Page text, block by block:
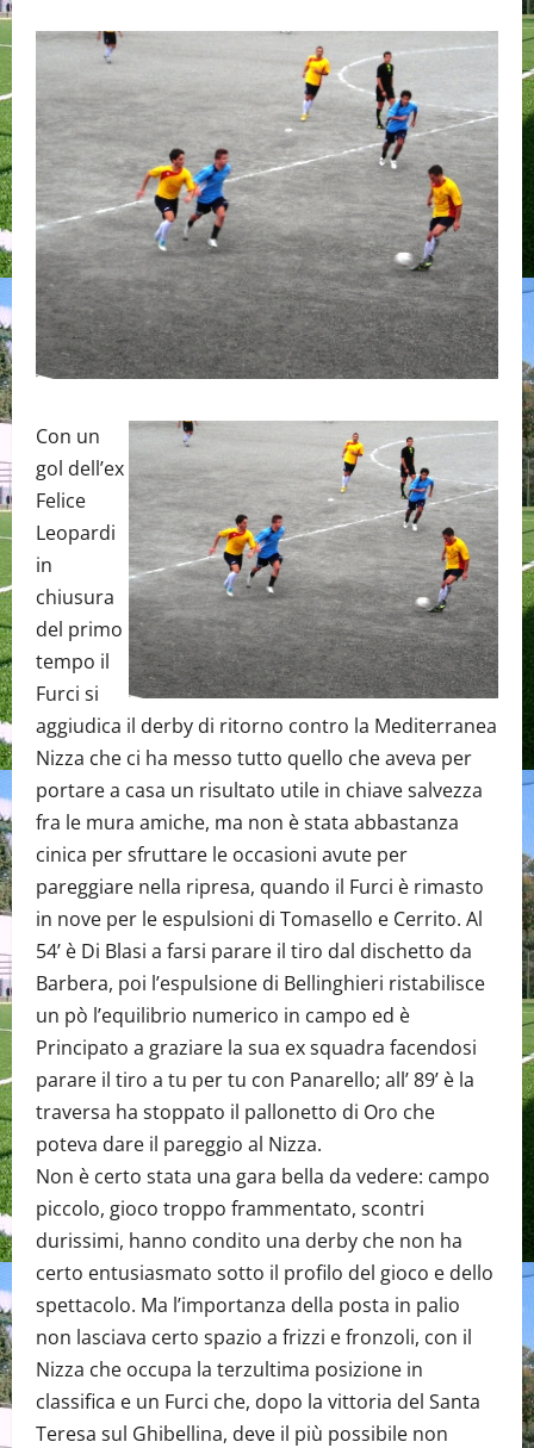
Con un
gol dell’ex
Felice
Leopardi
in
chiusura
del primo
tempo il
Furci si
aggiudica il derby di ritorno contro la Mediterranea
Nizza che ci ha messo tutto quello che aveva per
portare a casa un risultato utile in chiave salvezza
fra le mura amiche, ma non è stata abbastanza
cinica per sfruttare le occasioni avute per
pareggiare nella ripresa, quando il Furci è rimasto
in nove per le espulsioni di Tomasello e Cerrito. Al
54’ è Di Blasi a farsi parare il tiro dal dischetto da
Barbera, poi l’espulsione di Bellinghieri ristabilisce
un pò l’equilibrio numerico in campo ed è
Principato a graziare la sua ex squadra facendosi
parare il tiro a tu per tu con Panarello; all’ 89’ è la
traversa ha stoppato il pallonetto di Oro che
poteva dare il pareggio al Nizza.
Non è certo stata una gara bella da vedere: campo
piccolo, gioco troppo frammentato, scontri
durissimi, hanno condito una derby che non ha
certo entusiasmato sotto il profilo del gioco e dello
spettacolo. Ma l’importanza della posta in palio
non lasciava certo spazio a frizzi e fronzoli, con il
Nizza che occupa la terzultima posizione in
classifica e un Furci che, dopo la vittoria del Santa
Teresa sul Ghibellina, deve il più possibile non